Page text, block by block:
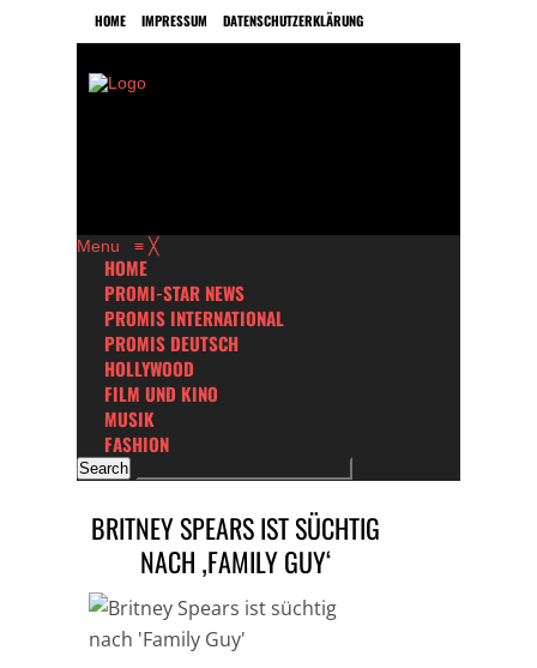
HOME IMPRESSUM DATENSCHUTZERKLÄRUNG
Menu ≡ ╳
HOME
PROMI-STAR NEWS
PROMIS INTERNATIONAL
PROMIS DEUTSCH
HOLLYWOOD
FILM UND KINO
MUSIK
FASHION
BRITNEY SPEARS IST SÜCHTIG
NACH ‚FAMILY GUY‘